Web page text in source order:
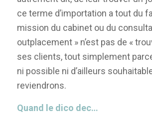
ce terme d’importation a tout du
mission du cabinet ou du
outplacement » n’est pas de «
ses clients, tout simplement
ni possible ni d’ailleurs
reviendrons.
Quand le dico dec…